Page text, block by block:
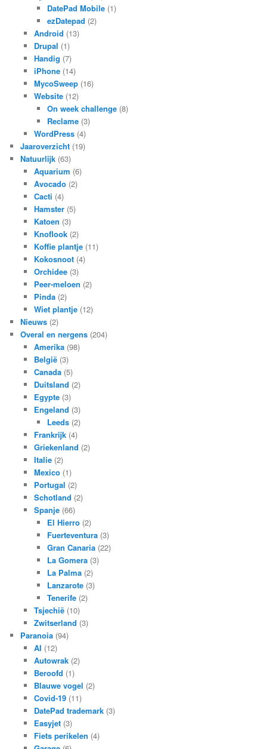
DatePad Mobile (1)
ezDatepad (2)
Android (13)
Drupal (1)
Handig (7)
iPhone(14)
MycoSweep(16)
Website(12)
On week challenge (8)
Reclame (3)
WordPress(4)
Jaaroverzicht (19)
Natuurlijk (63)
Aquarium (6)
Avocado(2)
Cacti (4)
Hamster(5)
Katoen (3)
Knoflook(2)
Koffie plantje(11)
Kokosnoot(4)
Orchidee(3)
Peer-meloen (2)
Pinda(2)
Wiet plantje(12)
Nieuws (2)
Overal en nergens (204)
Amerika(98)
België(3)
Canada(5)
Duitsland (2)
Egypte(3)
Engeland (3)
Leeds (2)
Frankrijk(4)
Griekenland (2)
Italie(2)
Mexico(1)
Portugal (2)
Schotland (2)
Spanje(66)
El Hierro (2)
Fuerteventura (3)
Gran Canaria (22)
La Gomera (3)
La Palma (2)
Lanzarote (3)
Tenerife (2)
Tsjechië(10)
Zwitserland (3)
Paranoia (94)
AI (12)
Autowrak(2)
Beroofd (1)
Blauwe vogel (2)
Covid-19(11)
DatePad trademark(3)
Easyjet(3)
Fiets perikelen (4)